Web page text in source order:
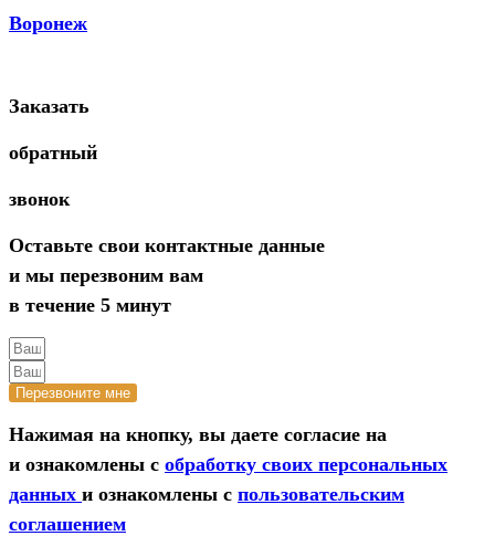
Воронеж
Заказать
обратный
звонок
Оставьте свои контактные данные
и мы перезвоним вам
в течение 5 минут
Перезвоните мне
Нажимая на кнопку, вы даете согласие на
и ознакомлены с обработку своих персональных
данных и ознакомлены с пользовательским
соглашением